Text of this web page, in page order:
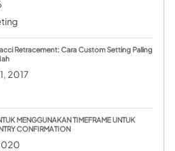
Retracement: Cara Custom Setting Paling
2017
MENGGUNAKAN TIMEFRAME UNTUK
CONFIRMATION